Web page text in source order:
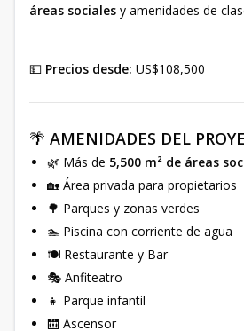
áreas sociales y amenidades de
💵 Precios desde: US$108,500
🌴 AMENIDADES DEL
🌿 Más de 5,500 m² de áreas
🏡 Área privada para propietarios
🌳 Parques y zonas verdes
🏊 Piscina con corriente de agua
🍽️ Restaurante y Bar
🎭 Anfiteatro
👧 Parque infantil
🛗 Ascensor